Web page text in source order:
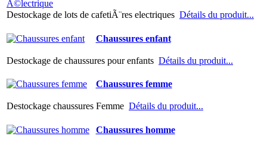
Destockage de lots de cafetiÃ¨res electriques Détails du produit...
Chaussures enfant
Destockage de chaussures pour enfants Détails du produit...
Chaussures femme
Destockage chaussures Femme Détails du produit...
Chaussures homme